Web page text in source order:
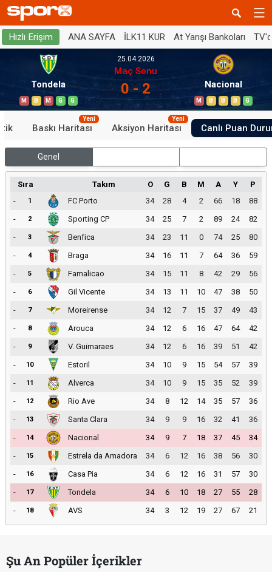
Hızlı Erişim ANA SAYFA İLK11 KUR At Yarışı Bankoları
Tondela
M B M G G
25.04.2026
Maç Sonu
0 - 2 Nacional
M B B B G
Baskı Haritası
Yeni
Aksiyon Haritası
Yeni
Canlı Puan
Genel
Sıra Takım O G B M A Y
P
-
1 FC Porto 34 28 4 2 66 18
88
-
2 Sporting CP 34 25 7 2 89 24
82
-
3 Benfica 34 23 11 0 74 25
80
-
4 Braga 34 16 11 7 64 36
59
-
5 Famalicao 34 15 11 8 42 29
56
-
6 Gil Vicente 34 13 11 10 47 38
50
-
7 Moreirense 34 12 7 15 37 49
43
-
8 Arouca 34 12 6 16 47 64
42
-
9 V. Guimaraes 34 12 6 16 39 51
42
-
10 Estoril 34 10 9 15 54 57
39
-
11 Alverca 34 10 9 15 35 52
39
-
12 Rio Ave 34 8 12 14 35 57
36
-
13 Santa Clara 34 9 9 16 32 41
36
-
14 Nacional 34 9 7 18 37 45
34
-
15 Estrela da Amadora 34 6 12 16 38 56
30
-
16 Casa Pia 34 6 12 16 31 57
30
-
17 Tondela 34 6 10 18 27 55
28
-
18 AVS 34 3 12 19 27 67 21
Şu An Popüler İçerikler